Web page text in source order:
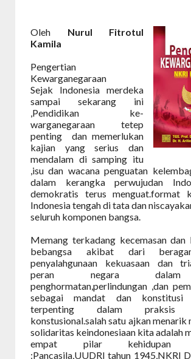
Oleh Nurul Fitrotul
Kamila
Pengertian
Kewarganegaraan
Sejak Indonesia merdeka
sampai sekarang ini
,Pendidikan ke-
warganegaraan tetep
penting
dan memerlukan
kajian yang serius dan
mendalam di samping itu
,isu dan wacana penguatan
dalam kerangka perwujudan
demokratis terus menguat.format
Indonesia tengah di tata dan
seluruh komponen bangsa.
Memang terkadang kecemasan dan
bebangsa akibat dari
penyalahgunaan kekuasaan dan
peran negara
penghormatan,perlindungan ,dan
sebagai mandat dan konstitusi
terpenting dalam praksis
konstusional.salah satu ajkan menarik
solidaritas keindonesiaan kita adalah
empat pilar kehidupan
:Pancasila,UUDRI tahun 1945,NKRI